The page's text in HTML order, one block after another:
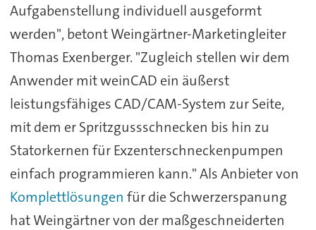
Aufgabenstellung individuell ausgeformt
werden", betont Weingärtner-Marketingleiter
Thomas Exenberger. "Zugleich stellen wir dem
Anwender mit weinCAD ein äußerst
leistungsfähiges CAD/CAM-System zur Seite,
mit dem er Spritzgussschnecken bis hin zu
Statorkernen für Exzenterschneckenpumpen
einfach programmieren kann." Als Anbieter von
Komplettlösungen für die Schwerzerspanung
hat Weingärtner von der maßgeschneiderten